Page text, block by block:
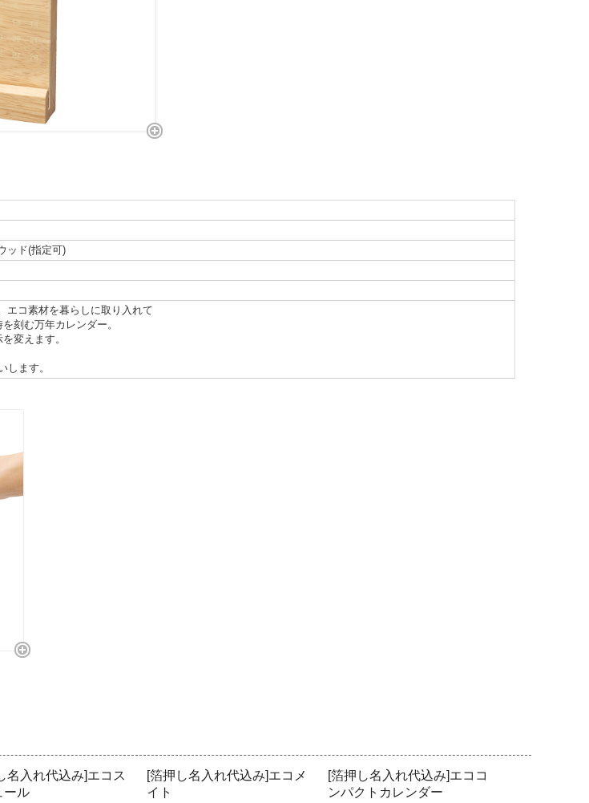
ッド(指定可)
エコ素材を暮らしに取り入れて
刻む万年カレンダー。
変えます。
します。
名入れ代込み]エコス
ール
[箔押し名入れ代込み]エコメ
イト
[箔押し名入れ代込み]エココ
ンパクトカレンダー